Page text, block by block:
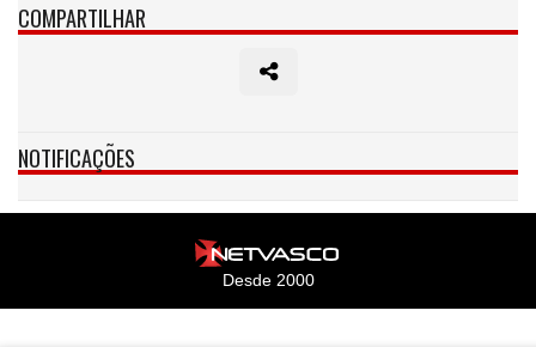
COMPARTILHAR
NOTIFICAÇÕES
Desde 2000